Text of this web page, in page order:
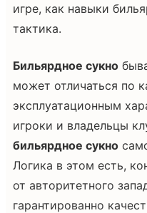
игре, как навыки
тактика.
Бильярдное сукно
может отличаться по
эксплуатационным
игроки и владельцы
бильярдное сукно
Логика в этом есть,
от авторитетного
гарантированно